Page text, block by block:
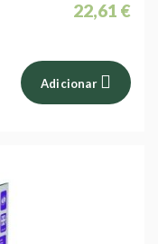
22,61 €
Adicionar